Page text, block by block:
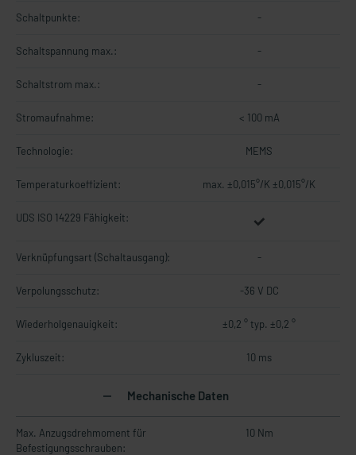
Schaltpunkte: -
Schaltspannung max.: -
Schaltstrom max.: -
Stromaufnahme: < 100 mA
Technologie: MEMS
Temperaturkoeffizient: max. ±0,015°/K ±0,015°/K
UDS ISO 14229 Fähigkeit:
Verknüpfungsart (Schaltausgang): -
Verpolungsschutz: -36 V DC
Wiederholgenauigkeit: ±0,2 ° typ. ±0,2 °
Zykluszeit: 10 ms
Mechanische Daten
Max. Anzugsdrehmoment für
Befestigungsschrauben:
10 Nm